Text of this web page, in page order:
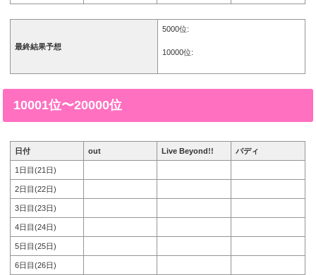
最終結果予想
5000位:
10000位:
10001位〜20000位
日付 out Live Beyond!! バディ
1日目(21日)
2日目(22日)
3日目(23日)
4日目(24日)
5日目(25日)
6日目(26日)